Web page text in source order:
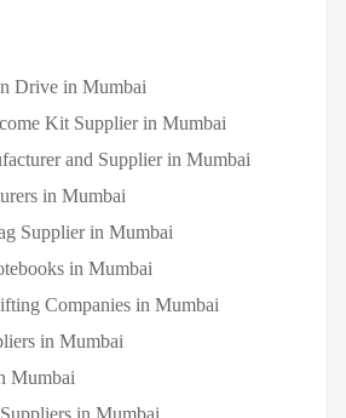
• Norway Get Bonus Now
Drive in Mumbai
Kit Supplier in Mumbai
and Supplier in Mumbai
in Mumbai
Supplier in Mumbai
in Mumbai
Companies in Mumbai
in Mumbai
Mumbai
in Mumbai